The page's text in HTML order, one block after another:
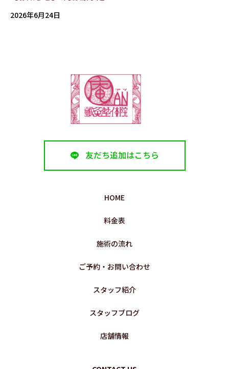
2026年6月24日
友だち追加はこちら
HOME
料金表
施術の流れ
ご予約・お問い合わせ
スタッフ紹介
スタッフブログ
店舗情報